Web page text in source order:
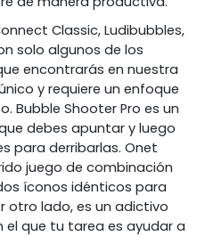
Classic, Ludibubbles,
solo algunos de los
encontrarás en nuestra
y requiere un enfoque
Bubble Shooter Pro es un
debes apuntar y luego
para derribarlas. Onet
juego de combinación
íconos idénticos para
otro lado, es un adictivo
el que tu tarea es ayudar a